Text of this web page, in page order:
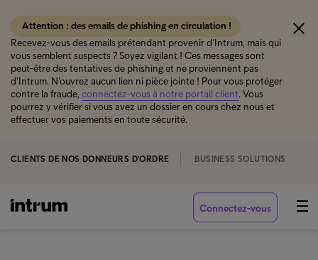
Attention : des emails de phishing en circulation !
Recevez-vous des emails prétendant provenir d’Intrum, mais qui
vous semblent suspects ? Soyez vigilant ! Ces messages sont
peut-être des tentatives de phishing et ne proviennent pas
d’Intrum. N’ouvrez aucun lien ni pièce jointe ! Pour vous protéger
contre la fraude, connectez-vous à notre portail client. Vous
pourrez y vérifier si vous avez un dossier en cours chez nous et
effectuer vos paiements en toute sécurité.
CLIENTS DE NOS DONNEURS D'ORDRE BUSINESS SOLUTIONS
Connectez-vous